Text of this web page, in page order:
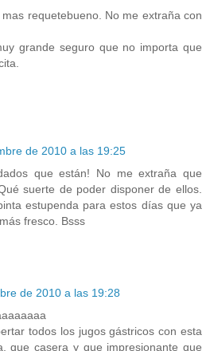
requetebueno. No me extraña con
grande seguro que no importa que
de 2010 a las 19:25
que están! No me extraña que
suerte de poder disponer de ellos.
estupenda para estos días que ya
fresco. Bsss
de 2010 a las 19:28
todos los jugos gástricos con esta
que casera y que impresionante que